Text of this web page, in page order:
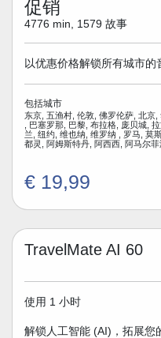
促销
4776 min, 1579 故事
以优惠价格解锁所有城市的
包括城市
东京, 五渔村, 伦敦, 佛罗伦萨, 北京
, 巴塞罗那, 巴黎, 布拉格, 庞贝城,
兰, 纽约, 维也纳, 维罗纳 , 罗马, 莫
都灵, 阿姆斯特丹, 阿西西, 阿马尔
€ 19,99
TravelMate AI 60
使用 1 小时
解锁人工智能 (AI)，拓展您